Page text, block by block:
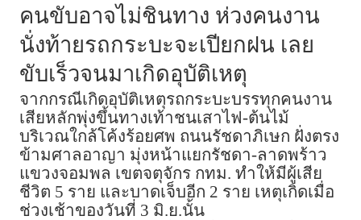
คนขับอาจไม่ชินทาง ห่วงคนงาน
นั่งท้ายรถกระบะจะเปียกฝน เลย
ขับเร็วจนมาเกิดอุบัติเหตุ
จากกรณีเกิดอุบัติเหตุรถกระบะบรรทุกคนงาน
เสียหลักพุ่งขึ้นทางเท้าชนเสาไฟ-ต้นไม้
บริเวณใกล้โค้งร้อยศพ ถนนรัชดาภิเษก ฝั่งตรง
ข้ามศาลอาญา มุ่งหน้าแยกรัชดา-ลาดพร้าว
แขวงจอมพล เขตจตุจักร กทม. ทำให้มีผู้เสีย
ชีวิต 5 ราย และบาดเจ็บอีก 2 ราย เหตุเกิดเมื่อ
ช่วงเช้าของวันที่ 3 มิ.ย.นั้น